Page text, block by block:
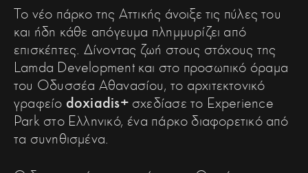
Το νέο πάρκο της Αττικής άνοιξε τις πύλες του
και ήδη κάθε απόγευμα πλημμυρίζει από
επισκέπτες. Δίνοντας ζωή στους στόχους της
Lamda Development και στο προσωπικό όραμα
του Οδυσσέα Αθανασίου, το αρχιτεκτονικό
γραφείο doxiadis+σχεδίασε το Experience
Park στο Ελληνικό, ένα πάρκο διαφορετικό από
τα συνηθισμένα.